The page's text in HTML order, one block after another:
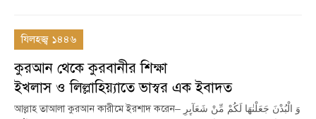
যিলহজ্ব ১৪৪৬
কুরআন থেকে কুরবানীর শিক্ষা
ইখলাস ও লিল্লাহিয়্যাতে ভাস্বর এক ইবাদত
আল্লাহ তাআলা কুরআন কারীমে ইরশাদ করেন– وَ الْبُدْنَ جَعَلْنٰهَا لَكُمْ مِّنْ شَعَآىِٕرِ